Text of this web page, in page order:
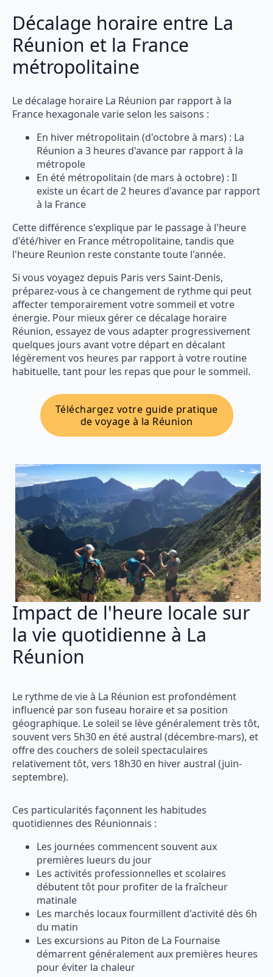
Décalage horaire entre La
Réunion et la France
métropolitaine
Le décalage horaire La Réunion par rapport à la
France hexagonale varie selon les saisons :
En hiver métropolitain (d'octobre à mars) : La
Réunion a 3 heures d'avance par rapport à la
métropole
En été métropolitain (de mars à octobre) : Il
existe un écart de 2 heures d'avance par rapport
à la France
Cette différence s'explique par le passage à l'heure
d'été/hiver en France métropolitaine, tandis que
l'heure Reunion reste constante toute l'année.
Si vous voyagez depuis Paris vers Saint-Denis,
préparez-vous à ce changement de rythme qui peut
affecter temporairement votre sommeil et votre
énergie. Pour mieux gérer ce décalage horaire
Réunion, essayez de vous adapter progressivement
quelques jours avant votre départ en décalant
légèrement vos heures par rapport à votre routine
habituelle, tant pour les repas que pour le sommeil.
Téléchargez votre guide pratique
de voyage à la Réunion
Impact de l'heure locale sur
la vie quotidienne à La
Réunion
Le rythme de vie à La Réunion est profondément
influencé par son fuseau horaire et sa position
géographique. Le soleil se lève généralement très tôt,
souvent vers 5h30 en été austral (décembre-mars), et
offre des couchers de soleil spectaculaires
relativement tôt, vers 18h30 en hiver austral (juin-
septembre).
Ces particularités façonnent les habitudes
quotidiennes des Réunionnais :
Les journées commencent souvent aux
premières lueurs du jour
Les activités professionnelles et scolaires
débutent tôt pour profiter de la fraîcheur
matinale
Les marchés locaux fourmillent d'activité dès 6h
du matin
Les excursions au Piton de La Fournaise
démarrent généralement aux premières heures
pour éviter la chaleur